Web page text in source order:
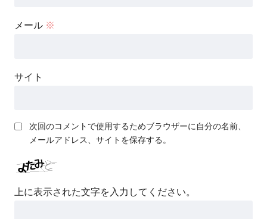
メール ※
サイト
次回のコメントで使用するためブラウザーに自分の名前、
メールアドレス、サイトを保存する。
上に表示された文字を入力してください。